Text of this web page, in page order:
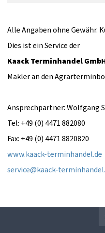
Alle Angaben ohne Gewähr.
Dies ist ein Service der
Kaack Terminhandel
Makler an den
Ansprechpartner: Wolfgang
Tel: +49 (0) 4471 882080
Fax: +49 (0) 4471 8820820
www.kaack-terminhandel.de
service@kaack-